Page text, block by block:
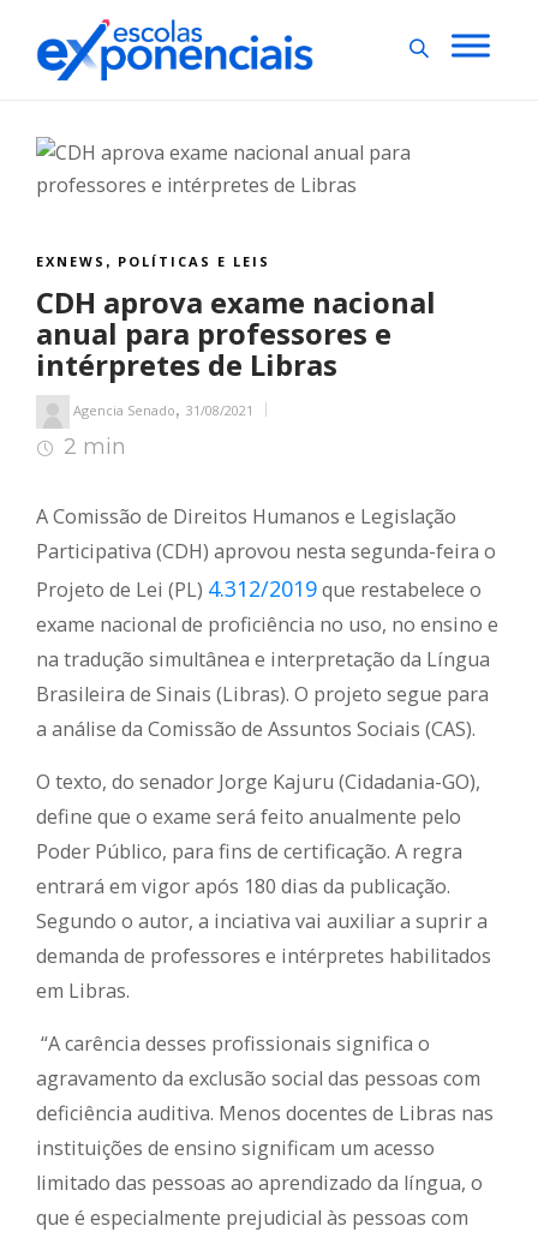
EXNEWS , POLÍTICAS E LEIS
CDH aprova exame nacional
anual para professores e
intérpretes de Libras
Agencia Senado, 31/08/2021
2 min
A Comissão de Direitos Humanos e Legislação
Participativa (CDH) aprovou nesta segunda-feira o
Projeto de Lei (PL) 4.312/2019que restabelece o
exame nacional de proficiência no uso, no ensino e
na tradução simultânea e interpretação da Língua
Brasileira de Sinais (Libras). O projeto segue para
a análise da Comissão de Assuntos Sociais (CAS).
O texto, do senador Jorge Kajuru (Cidadania-GO),
define que o exame será feito anualmente pelo
Poder Público, para fins de certificação. A regra
entrará em vigor após 180 dias da publicação.
Segundo o autor, a inciativa vai auxiliar a suprir a
demanda de professores e intérpretes habilitados
em Libras.
“A carência desses profissionais significa o
agravamento da exclusão social das pessoas com
deficiência auditiva. Menos docentes de Libras nas
instituições de ensino significam um acesso
limitado das pessoas ao aprendizado da língua, o
que é especialmente prejudicial às pessoas com